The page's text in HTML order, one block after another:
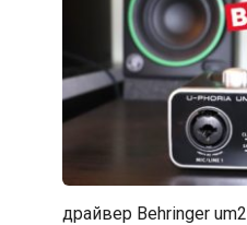
драйвер Behringer um2